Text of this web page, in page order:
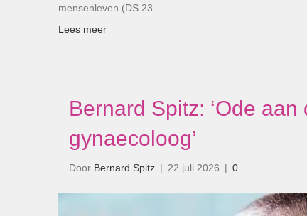
mensenleven (DS 23…
Lees meer
Bernard Spitz: ‘Ode
gynaecoloog’
Door Bernard Spitz | 22 juli 2026 | 0